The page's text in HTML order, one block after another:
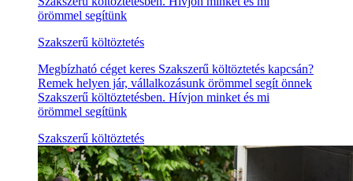
örömmel segítünk
Szakszerű költöztetés
Megbízható céget keres Szakszerű költöztetés kapcsán?
Remek helyen jár, vállalkozásunk örömmel segít önnek
Szakszerű költöztetésben. Hívjon minket és mi
örömmel segítünk
Szakszerű költöztetés